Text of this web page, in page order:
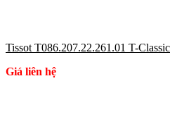
Tissot T086.207.22.261.01 T-
Giá liên hệ